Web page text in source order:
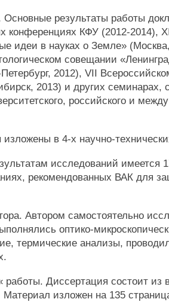
результаты работы
конференциях КФУ (2012-2014),
идеи в науках о Земле»
совещании
2012), VII
2013) и других семинарах,
российского и
в 4-х научно-
исследований имеется
рекомендованных ВАК для
Автором самостоятельно
оптико-
термические анализы,
работы. Диссертация состоит из
Материал изложен на 135